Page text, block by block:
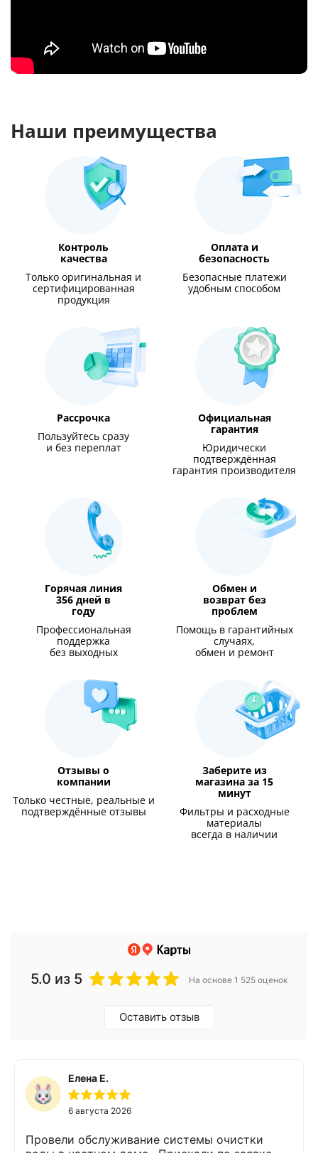
Наши преимущества
Контроль
качества
Только оригинальная и
сертифицированная
продукция
Оплата и
безопасность
Безопасные платежи
удобным способом
Рассрочка
Пользуйтесь сразу
и без переплат
Официальная
гарантия
Юридически
подтверждённая
гарантия производителя
Горячая линия
356 дней в
году
Профессиональная
поддержка
без выходных
Обмен и
возврат без
проблем
Помощь в гарантийных
случаях,
обмен и ремонт
Отзывы о
компании
Только честные, реальные и
подтверждённые отзывы
Заберите из
магазина за 15
минут
Фильтры и расходные
материалы
всегда в наличии
5.0 из 5 На основе 1 525 оценок
Оставить отзыв
Елена Е.
6 августа 2026
Провели обслуживание системы очистки